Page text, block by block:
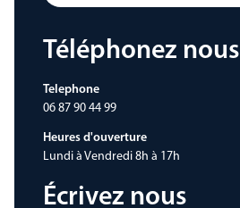
Téléphonez nous
Telephone
06 87 90 44 99
Heures d'ouverture
Lundi à Vendredi 8h à 17h
Écrivez nous